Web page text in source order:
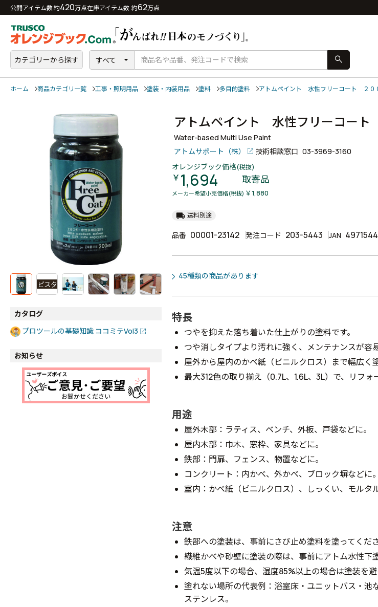
公開アイテム数 約420万点在庫アイテム数 約62万点
カテゴリーから探す すべて search
ホーム 商品カテゴリ一覧 工事・照明用品 塗装・内装用品 塗料 多目的塗料 アトムペイント 水性フリーコート ２０
カタログ
プロツールの基礎知識 ココミテVol3
お知らせ
アトムペイント 水性フリーコー
Water-based Multi Use Paint
アトムサポート（株）
技術相談窓口 03-3969-3160
オレンジブック価格(税抜)
￥ 1,694 取寄品
メーカー希望小売価格(税抜) ￥1,880
local_shipping 送料別途
品番 00001-23142 発注コード 203-5443 JAN
45種類の商品があります
特長
つやを抑えた落ち着いた仕上がりの塗料です。
つや消しタイプより汚れに強く、メンテナンスが容易
屋外から屋内のかべ紙（ビニルクロス）まで幅広く
最大312色の取り揃え（0.7L、1.6L、3L）で、リフォ
用途
屋外木部：ラティス、ベンチ、外板、戸袋などに。
屋内木部：巾木、窓枠、家具などに。
鉄部：門扉、フェンス、物置などに。
コンクリート：内かべ、外かべ、ブロック塀などに。
室内：かべ紙（ビニルクロス）、しっくい、モルタ
注意
鉄部への塗装は、事前にさび止め塗料を塗ってくださ
繊維かべや砂壁に塗装の際は、事前にアトム水性下
気温5度以下の場合、湿度85%以上の場合は塗装を避
塗れない場所の代表例：浴室床・ユニットバス・池
ステンレス。